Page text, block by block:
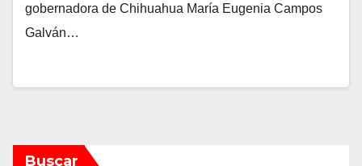
gobernadora de Chihuahua María Eugenia Campos
Galván…
Buscar